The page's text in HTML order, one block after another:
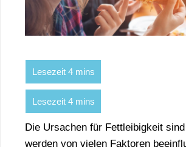
Die Ursachen für Fettleibigkeit
werden von vielen Faktoren